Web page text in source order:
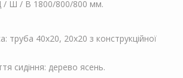
/ Ш / В 1800/800/800 мм.
труба 40х20, 20х20 з конструкційної
сидіння: дерево ясень.